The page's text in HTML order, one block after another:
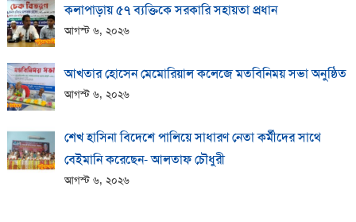
কলাপাড়ায় ​৫৭ ব্যক্তিকে সরকারি সহায়তা প্রধান
আগস্ট ৬, ২০২৬
আখতার হোসেন মেমোরিয়াল কলেজে মতবিনিময় সভা অনুষ্ঠিত
আগস্ট ৬, ২০২৬
শেখ হাসিনা বিদেশে পালিয়ে সাধারণ নেতা কর্মীদের সাথে
বেইমানি করেছেন- আলতাফ চৌধুরী
আগস্ট ৬, ২০২৬